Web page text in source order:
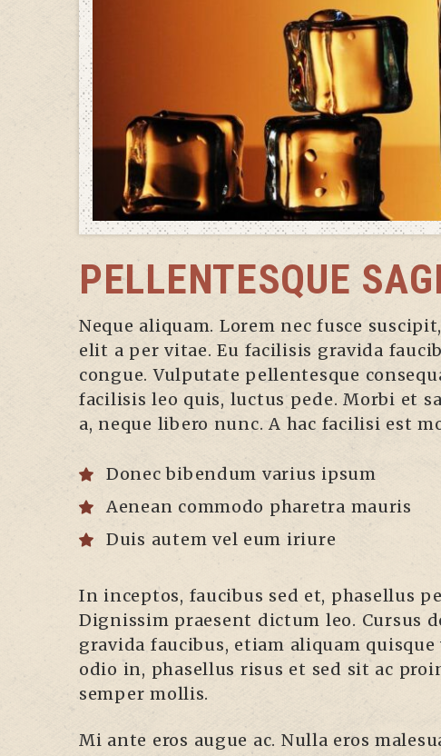
PELLENTESQUE
Neque aliquam. Lorem nec fusce
elit a per vitae. Eu facilisis gravida
congue. Vulputate pellentesque
facilisis leo quis, luctus pede. Morbi et
a, neque libero nunc. A hac facilisi est
Donec bibendum varius ipsum
Aenean commodo pharetra mauris
Duis autem vel eum iriure
In inceptos, faucibus sed et, phasellus
Dignissim praesent dictum leo. Cursus
gravida faucibus, etiam aliquam
odio in, phasellus risus et sed sit ac
semper mollis.
Mi ante eros augue ac. Nulla eros